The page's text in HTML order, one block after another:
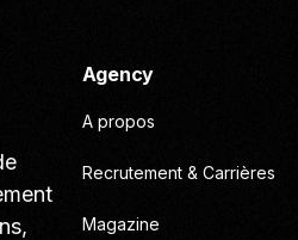
Agency
A propos
Recrutement & Carrières
Magazine